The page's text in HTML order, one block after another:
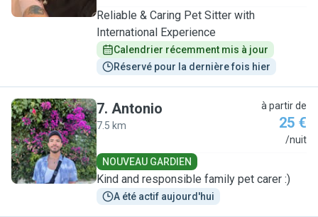
Reliable & Caring Pet Sitter with
International Experience
Calendrier récemment mis à jour
Réservé pour la dernière fois hier
A
7. Antonio
7.5 km
à partir de
25 €
/nuit
NOUVEAU GARDIEN
Kind and responsible family pet carer :)
A été actif aujourd'hui